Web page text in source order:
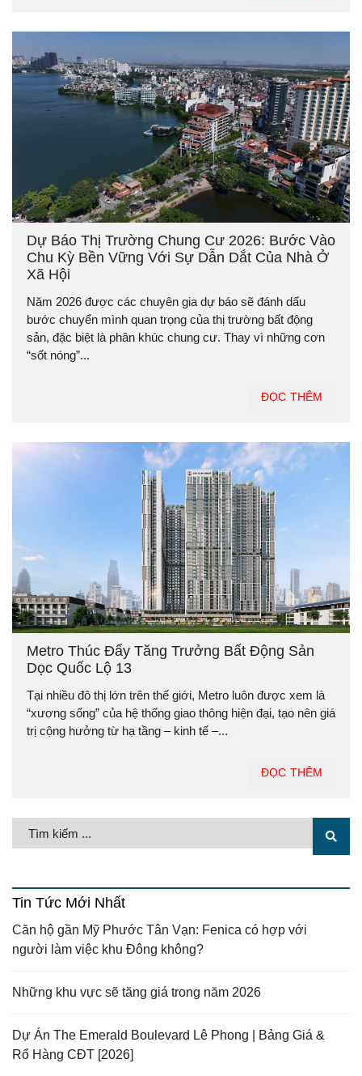
Dự Báo Thị Trường Chung Cư 2026: Bước Vào
Chu Kỳ Bền Vững Với Sự Dẫn Dắt Của Nhà Ở
Xã Hội
Năm 2026 được các chuyên gia dự báo sẽ đánh dấu
bước chuyển mình quan trọng của thị trường bất động
sản, đặc biệt là phân khúc chung cư. Thay vì những cơn
“sốt nóng”...
ĐỌC THÊM
Metro Thúc Đẩy Tăng Trưởng Bất Động Sản
Dọc Quốc Lộ 13
Tại nhiều đô thị lớn trên thế giới, Metro luôn được xem là
“xương sống” của hệ thống giao thông hiện đại, tạo nên giá
trị cộng hưởng từ hạ tầng – kinh tế –...
ĐỌC THÊM
Tin Tức Mới Nhất
Căn hộ gần Mỹ Phước Tân Vạn: Fenica có hợp với
người làm việc khu Đông không?
Những khu vực sẽ tăng giá trong năm 2026
Dự Án The Emerald Boulevard Lê Phong | Bảng Giá &
Rổ Hàng CĐT [2026]